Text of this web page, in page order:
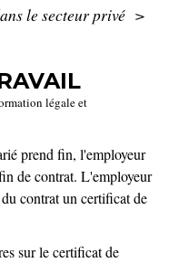
le secteur privé >
légale et
prend fin, l'employeur
de contrat. L'employeur
contrat un certificat de
sur le certificat de